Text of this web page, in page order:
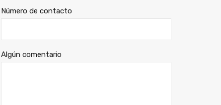
Número de contacto
Algún comentario